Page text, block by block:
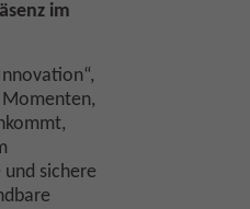
im
sichere